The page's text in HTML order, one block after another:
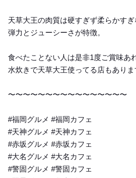
天草大王の肉質は硬すぎず柔らかすぎ
弾力とジューシーさが特徴。
食べたことない人は是非1度ご賞味あれ
水炊きで天草大王使ってる店もありま
〜〜〜〜〜〜〜〜〜〜〜〜〜〜〜〜
#福岡グルメ #福岡カフェ
#天神グルメ #天神カフェ
#赤坂グルメ #赤坂カフェ
#大名グルメ #大名カフェ
#警固グルメ #警固カフェ